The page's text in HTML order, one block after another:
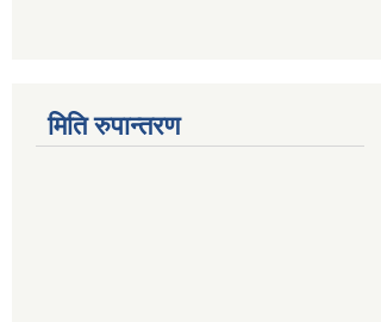
मिति रुपान्तरण